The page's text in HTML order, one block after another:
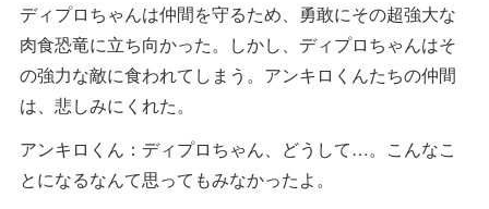
ディプロちゃんは仲間を守るため、勇敢にその超強大な
肉食恐竜に立ち向かった。しかし、ディプロちゃんはそ
の強力な敵に食われてしまう。アンキロくんたちの仲間
は、悲しみにくれた。
アンキロくん：ディプロちゃん、どうして…。こんなこ
とになるなんて思ってもみなかったよ。